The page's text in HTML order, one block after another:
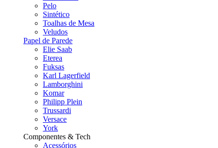
Pelo
Sintético
Toalhas de Mesa
Veludos
Papel de Parede
Elie Saab
Eterea
Fuksas
Karl Lagerfield
Lamborghini
Komar
Philipp Plein
Trussardi
Versace
York
Componentes & Tech
Acessórios